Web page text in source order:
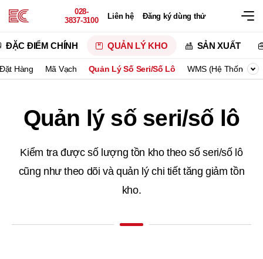
028-
3837-3100
Liên hệ Đăng ký dùng thử
ĐẶC ĐIỂM CHÍNH QUẢN LÝ KHO SẢN XUẤT
Hàng Mã Vạch Quản Lý Số Seri/Số Lô WMS (Hệ Thống
Quản lý số seri/số lô
Kiểm tra được số lượng tồn kho theo số seri/số lô
cũng như theo dõi và quản lý chi tiết tăng giảm tồn
kho.